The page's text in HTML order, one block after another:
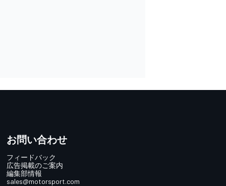
お問い合わせ
フィードバック
広告掲載のご案内
編集部情報
sales@motorsport.com